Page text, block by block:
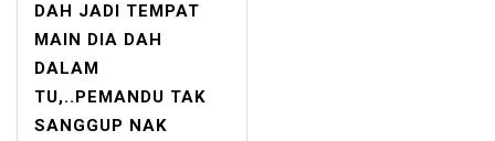
DAH JADI TEMPAT
MAIN DIA DAH
DALAM
TU,..PEMANDU TAK
SANGGUP NAK